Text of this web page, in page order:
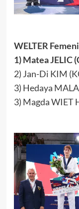
WELTER
1) Matea JELIC
2) Jan-Di KIM
3) Hedaya
3) Magda WIET